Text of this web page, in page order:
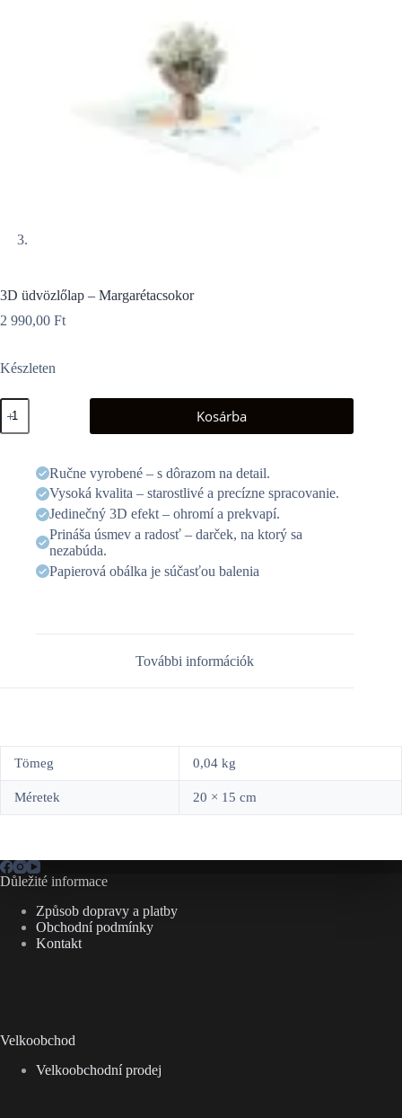
3D üdvözlőlap – Margarétacsokor
2 990,00 Ft
Készleten
3D
üdvözlőlap
-
mennyiség
Kosárba
Ručne vyrobené – s dôrazom na detail.
Vysoká kvalita – starostlivé a precízne spracovanie.
Jedinečný 3D efekt – ohromí a prekvapí.
Prináša úsmev a radosť – darček, na ktorý sa
nezabúda.
Papierová obálka je súčasťou balenia
További információk
Tömeg 0,04 kg
Méretek 20 × 15 cm
Důležité informace
Způsob dopravy a platby
Obchodní podmínky
Kontakt
Velkoobchod
Velkoobchodní prodej